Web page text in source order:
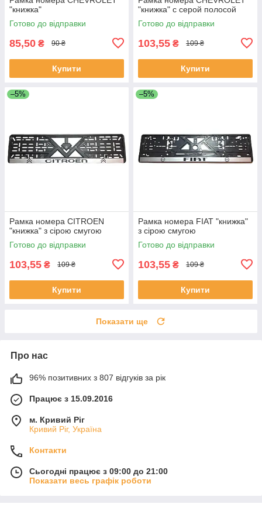
"книжка"
Готово до відправки
85,50 ₴ 90 ₴
Купити
"книжка" с серой полосой
Готово до відправки
103,55 ₴ 109 ₴
Купити
–5%
Рамка номера CITROEN
"книжка" з сірою смугою
Готово до відправки
103,55 ₴ 109 ₴
Купити
–5%
Рамка номера FIAT "книжка"
з сірою смугою
Готово до відправки
103,55 ₴ 109 ₴
Купити
Показати ще
Про нас
96% позитивних з 807 відгуків за рік
Працює з 15.09.2016
м. Кривий Ріг
Кривий Ріг, Україна
Контакти
Сьогодні працює з 09:00 до 21:00
Показати весь графік роботи